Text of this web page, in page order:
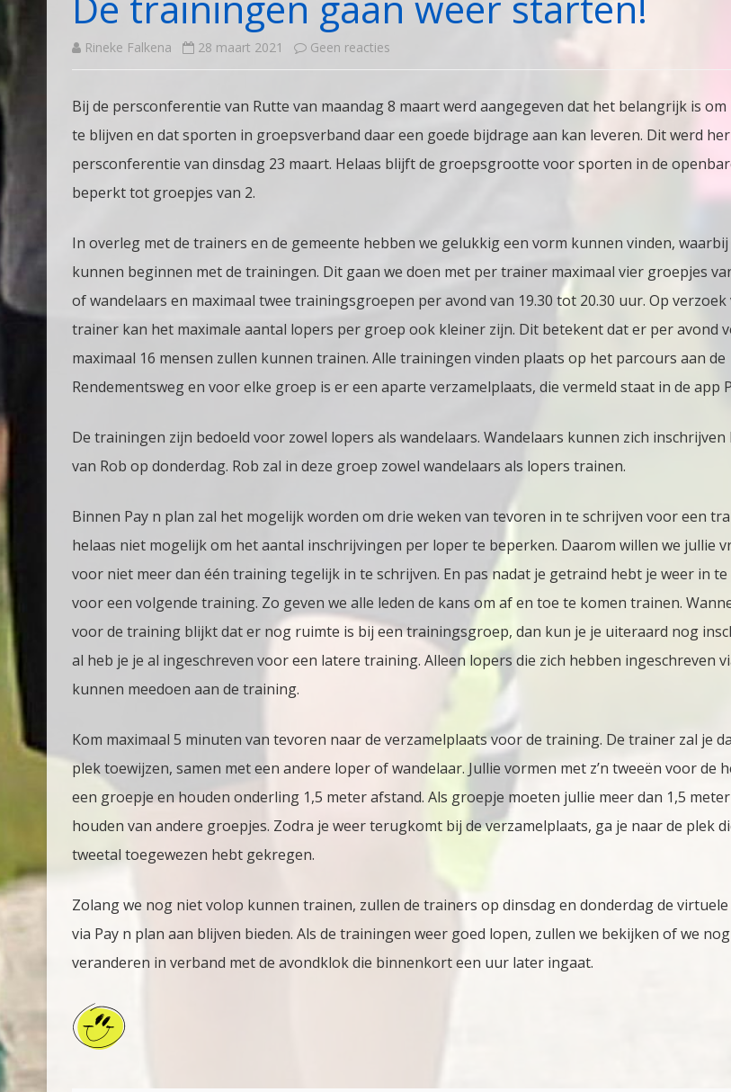
Rineke Falkena 28 maart 2021 Geen reacties
trainingen
gaan
weer
Bij de persconferentie van Rutte van maandag 8 maart werd aangegeven dat het belangrijk is
te blijven en dat sporten in groepsverband daar een goede bijdrage aan kan leveren. Dit werd
persconferentie van dinsdag 23 maart. Helaas blijft de groepsgrootte voor sporten in de
beperkt tot groepjes van 2.
In overleg met de trainers en de gemeente hebben we gelukkig een vorm kunnen vinden,
kunnen beginnen met de trainingen. Dit gaan we doen met per trainer maximaal vier groepjes
of wandelaars en maximaal twee trainingsgroepen per avond van 19.30 tot 20.30 uur. Op verzoek
trainer kan het maximale aantal lopers per groep ook kleiner zijn. Dit betekent dat er per avond
maximaal 16 mensen zullen kunnen trainen. Alle trainingen vinden plaats op het parcours aan de
Rendementsweg en voor elke groep is er een aparte verzamelplaats, die vermeld staat in de app
De trainingen zijn bedoeld voor zowel lopers als wandelaars. Wandelaars kunnen zich inschrijven
van Rob op donderdag. Rob zal in deze groep zowel wandelaars als lopers trainen.
Binnen Pay n plan zal het mogelijk worden om drie weken van tevoren in te schrijven voor een
helaas niet mogelijk om het aantal inschrijvingen per loper te beperken. Daarom willen we jullie
voor niet meer dan één training tegelijk in te schrijven. En pas nadat je getraind hebt je weer in te
voor een volgende training. Zo geven we alle leden de kans om af en toe te komen trainen.
voor de training blijkt dat er nog ruimte is bij een trainingsgroep, dan kun je je uiteraard nog
al heb je je al ingeschreven voor een latere training. Alleen lopers die zich hebben ingeschreven
kunnen meedoen aan de training.
Kom maximaal 5 minuten van tevoren naar de verzamelplaats voor de training. De trainer zal je
plek toewijzen, samen met een andere loper of wandelaar. Jullie vormen met z’n tweeën voor de
een groepje en houden onderling 1,5 meter afstand. Als groepje moeten jullie meer dan 1,5
houden van andere groepjes. Zodra je weer terugkomt bij de verzamelplaats, ga je naar de plek
tweetal toegewezen hebt gekregen.
Zolang we nog niet volop kunnen trainen, zullen de trainers op dinsdag en donderdag de
via Pay n plan aan blijven bieden. Als de trainingen weer goed lopen, zullen we bekijken of we
veranderen in verband met de avondklok die binnenkort een uur later ingaat.